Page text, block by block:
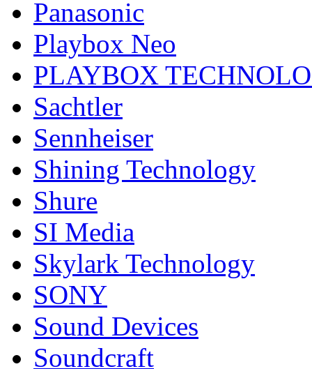
Panasonic
Playbox Neo
PLAYBOX
Sachtler
Sennheiser
Shining Technology
Shure
SI Media
Skylark Technology
SONY
Sound Devices
Soundcraft